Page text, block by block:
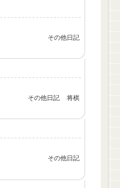
その他日記
その他日記
将棋
その他日記